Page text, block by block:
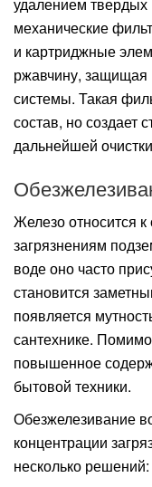
удалением твердых
механические
и картриджные
ржавчину, защищая
системы. Такая
состав, но создает
дальнейшей
Железо относится
загрязнениям
воде оно часто
становится
появляется
сантехнике.
повышенное
бытовой техники.
Обезжелезивание
концентрации
несколько решений: